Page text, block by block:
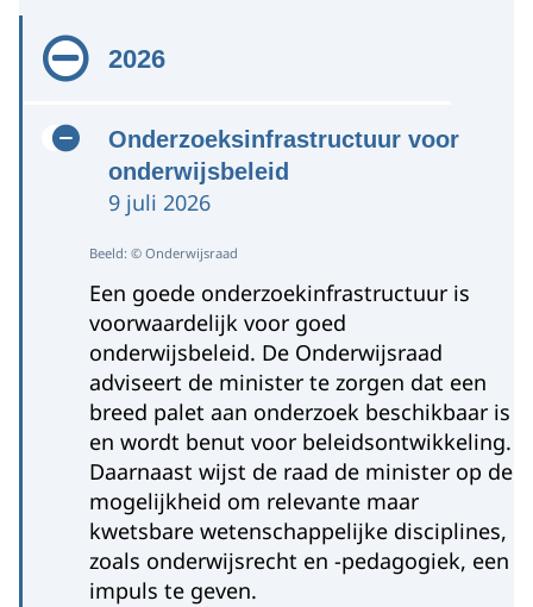
2026
Onderzoeksinfrastructuur voor
onderwijsbeleid
9 juli 2026
Beeld: © Onderwijsraad
Een goede onderzoekinfrastructuur is
voorwaardelijk voor goed
onderwijsbeleid. De Onderwijsraad
adviseert de minister te zorgen dat een
breed palet aan onderzoek beschikbaar is
en wordt benut voor beleidsontwikkeling.
Daarnaast wijst de raad de minister op de
mogelijkheid om relevante maar
kwetsbare wetenschappelijke disciplines,
zoals onderwijsrecht en -pedagogiek, een
impuls te geven.